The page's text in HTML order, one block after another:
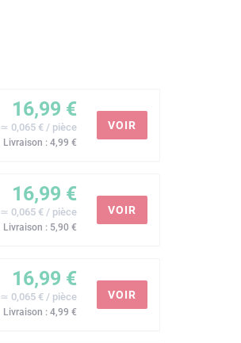
16,99 €
≃ 0,065 € / pièce
Livraison : 4,99 €
VOIR
16,99 €
≃ 0,065 € / pièce
Livraison : 5,90 €
VOIR
16,99 €
≃ 0,065 € / pièce
Livraison : 4,99 €
VOIR